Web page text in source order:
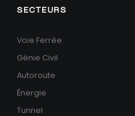
SECTEURS
Voie Ferrée
Génie Civil
Autoroute
Énergie
Tunnel